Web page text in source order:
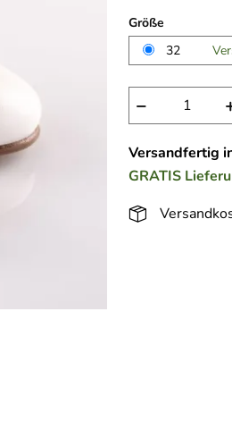
Größe
32
−
Versandfertig
GRATIS